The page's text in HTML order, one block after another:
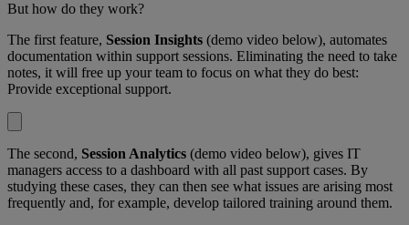
But how do they work?
The first feature, Session Insights (demo video below), automates
documentation within support sessions. Eliminating the need to take
notes, it will free up your team to focus on what they do best:
Provide exceptional support.
The second, Session Analytics (demo video below), gives IT
managers access to a dashboard with all past support cases. By
studying these cases, they can then see what issues are arising most
frequently and, for example, develop tailored training around them.